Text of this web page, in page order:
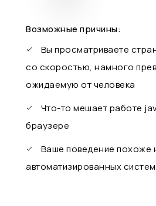
Возможные причины:
Вы просматриваете
со скоростью, намного
ожидаемую от человека
Что-то мешает работе
браузере
Ваше поведение похоже
автоматизированных систем